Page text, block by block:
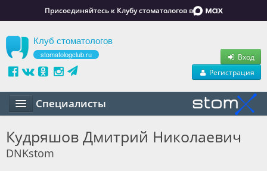
Присоединяйтесь к Клубу стоматологов в
Клуб стоматологов
stomatologclub.ru
Вход
Регистрация
Специалисты
Маркет
Кудряшов Дмитрий Николаевич
DNKstom